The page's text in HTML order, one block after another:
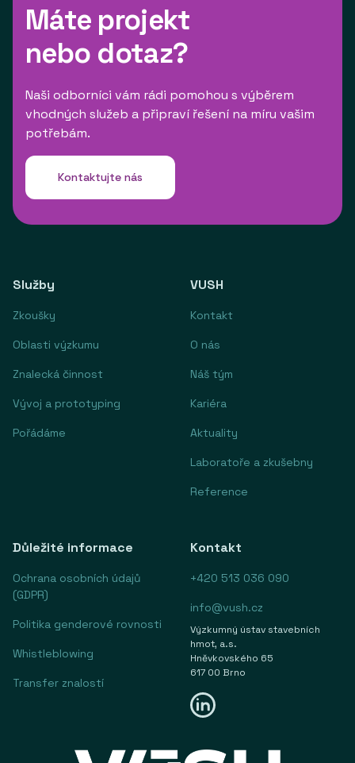
Máte projekt
nebo dotaz?
Naši odborníci vám rádi pomohou s výběrem
vhodných služeb a připraví řešení na míru vašim
potřebám.
Kontaktujte nás
Služby
Zkoušky
Oblasti výzkumu
Znalecká činnost
Vývoj a prototyping
Pořádáme
VUSH
Kontakt
O nás
Náš tým
Kariéra
Aktuality
Laboratoře a zkušebny
Reference
Důležité informace
Ochrana osobních údajů
(GDPR)
Politika genderové rovnosti
Whistleblowing
Transfer znalostí
Kontakt
+420 513 036 090
info@vush.cz
Výzkumný ústav stavebních
hmot, a.s.
Hněvkovského 65
617 00 Brno